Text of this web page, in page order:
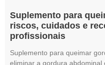
Suplemento para
riscos, cuidados e
profissionais
Suplemento para queimar
eliminar a gordura